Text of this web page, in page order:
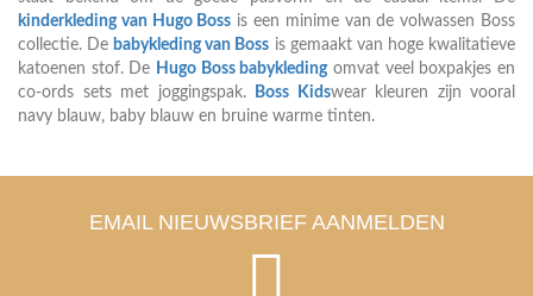
kinderkleding van Hugo Boss is een minime van de volwassen Boss
collectie. De babykleding van Boss is gemaakt van hoge kwalitatieve
katoenen stof. De Hugo Boss babykledingomvat veel boxpakjes en
co-ords sets met joggingspak.
Boss Kidswear kleuren zijn vooral
navy blauw, baby blauw en bruine warme tinten.
EMAIL NIEUWSBRIEF AANMELDEN